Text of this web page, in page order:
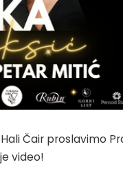
Čair proslavimo
video!